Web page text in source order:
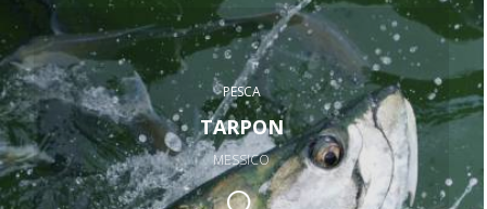
PESCA
TARPON
MESSICO